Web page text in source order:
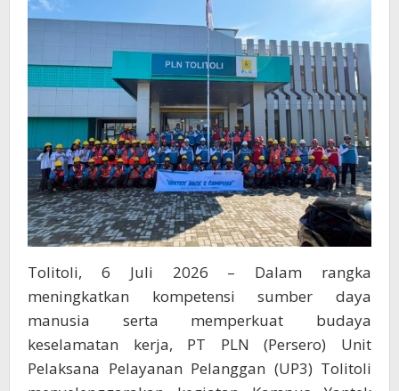
Petugas
yang
Siap
Melayani
Masyarakat
Tolitoli, 6 Juli 2026 – Dalam rangka
meningkatkan kompetensi sumber daya
manusia serta memperkuat budaya
keselamatan kerja, PT PLN (Persero) Unit
Pelaksana Pelayanan Pelanggan (UP3) Tolitoli